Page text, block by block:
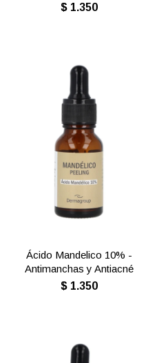
$ 1.350
Ácido Mandelico 10% -
Antimanchas y Antiacné
$ 1.350